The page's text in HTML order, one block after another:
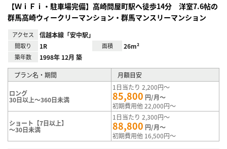
【ＷｉＦｉ・駐車場完備】高崎問屋町駅へ徒歩14分 洋室7.6帖の
群馬高崎ウィークリーマンション・群馬マンスリーマンション
アクセス 信越本線「安中駅」
間取り 1R 面積 26m²
築年数 1998年 12月 築
プラン名・期間 月額目安
ロング
30日以上～360日未満
1日当たり 2,200円～
85,800 円/月～
初期費用他 22,000円～
ショート【7日以上】
～30日未満
1日当たり 2,300円～
88,800 円/月～
初期費用他 16,500円～